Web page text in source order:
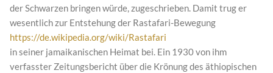
der Schwarzen bringen würde, zugeschrieben. Damit trug er
wesentlich zur Entstehung der Rastafari-Bewegung
https://de.wikipedia.org/wiki/Rastafari
in seiner jamaikanischen Heimat bei. Ein 1930 von ihm
verfasster Zeitungsbericht über die Krönung des äthiopischen